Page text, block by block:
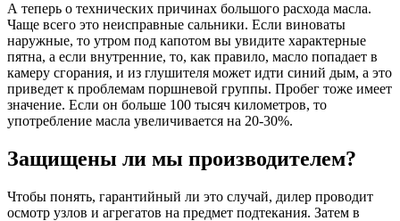
А теперь о технических причинах большого расхода масла.
Чаще всего это неисправные сальники. Если виноваты
наружные, то утром под капотом вы увидите характерные
пятна, а если внутренние, то, как правило, масло попадает в
камеру сгорания, и из глушителя может идти синий дым, а это
приведет к проблемам поршневой группы. Пробег тоже имеет
значение. Если он больше 100 тысяч километров, то
употребление масла увеличивается на 20-30%.
Защищены ли мы производителем?
Чтобы понять, гарантийный ли это случай, дилер проводит
осмотр узлов и агрегатов на предмет подтекания. Затем в